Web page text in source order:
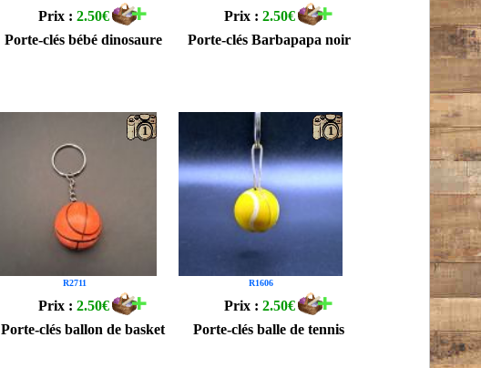
Prix :2.50€
Porte-clés bébé dinosaure
Prix :2.50€
Porte-clés Barbapapa noir
R2711
1
Prix :2.50€
Porte-clés ballon de basket
R1606
1
Prix :2.50€
Porte-clés balle de tennis